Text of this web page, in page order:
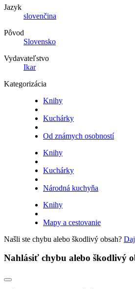
Jazyk
slovenčina
Pôvod
Slovensko
Vydavateľstvo
Ikar
Kategorizácia
Knihy
Kuchárky
Od známych osobností
Knihy
Kuchárky
Národná kuchyňa
Knihy
Mapy a cestovanie
Našli ste chybu alebo škodlivý obsah?
Nahlásiť chybu alebo škodlivý